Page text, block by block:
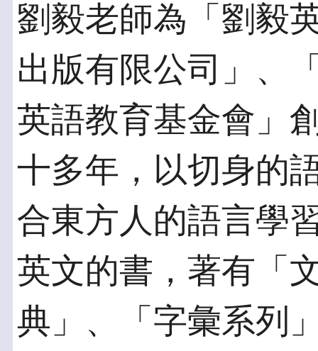
劉毅老師為「劉毅
出版有限公司」、
英語教育基金會」
十多年，以切身的
合東方人的語言學
英文的書，著有「
典」、「字彙系列